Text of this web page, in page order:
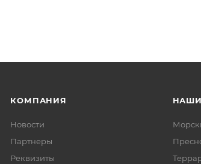
КОМПАНИЯ
Новости
Партнеры
Реквизиты